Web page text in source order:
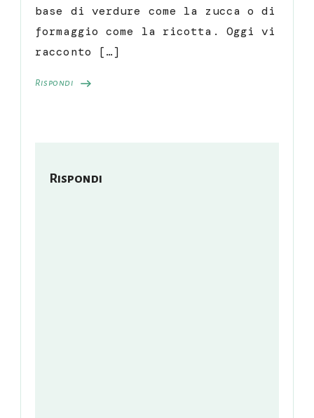
Rispondi
base di verdure come la zucca o di
formaggio come la ricotta. Oggi vi
racconto […]
Rispondi